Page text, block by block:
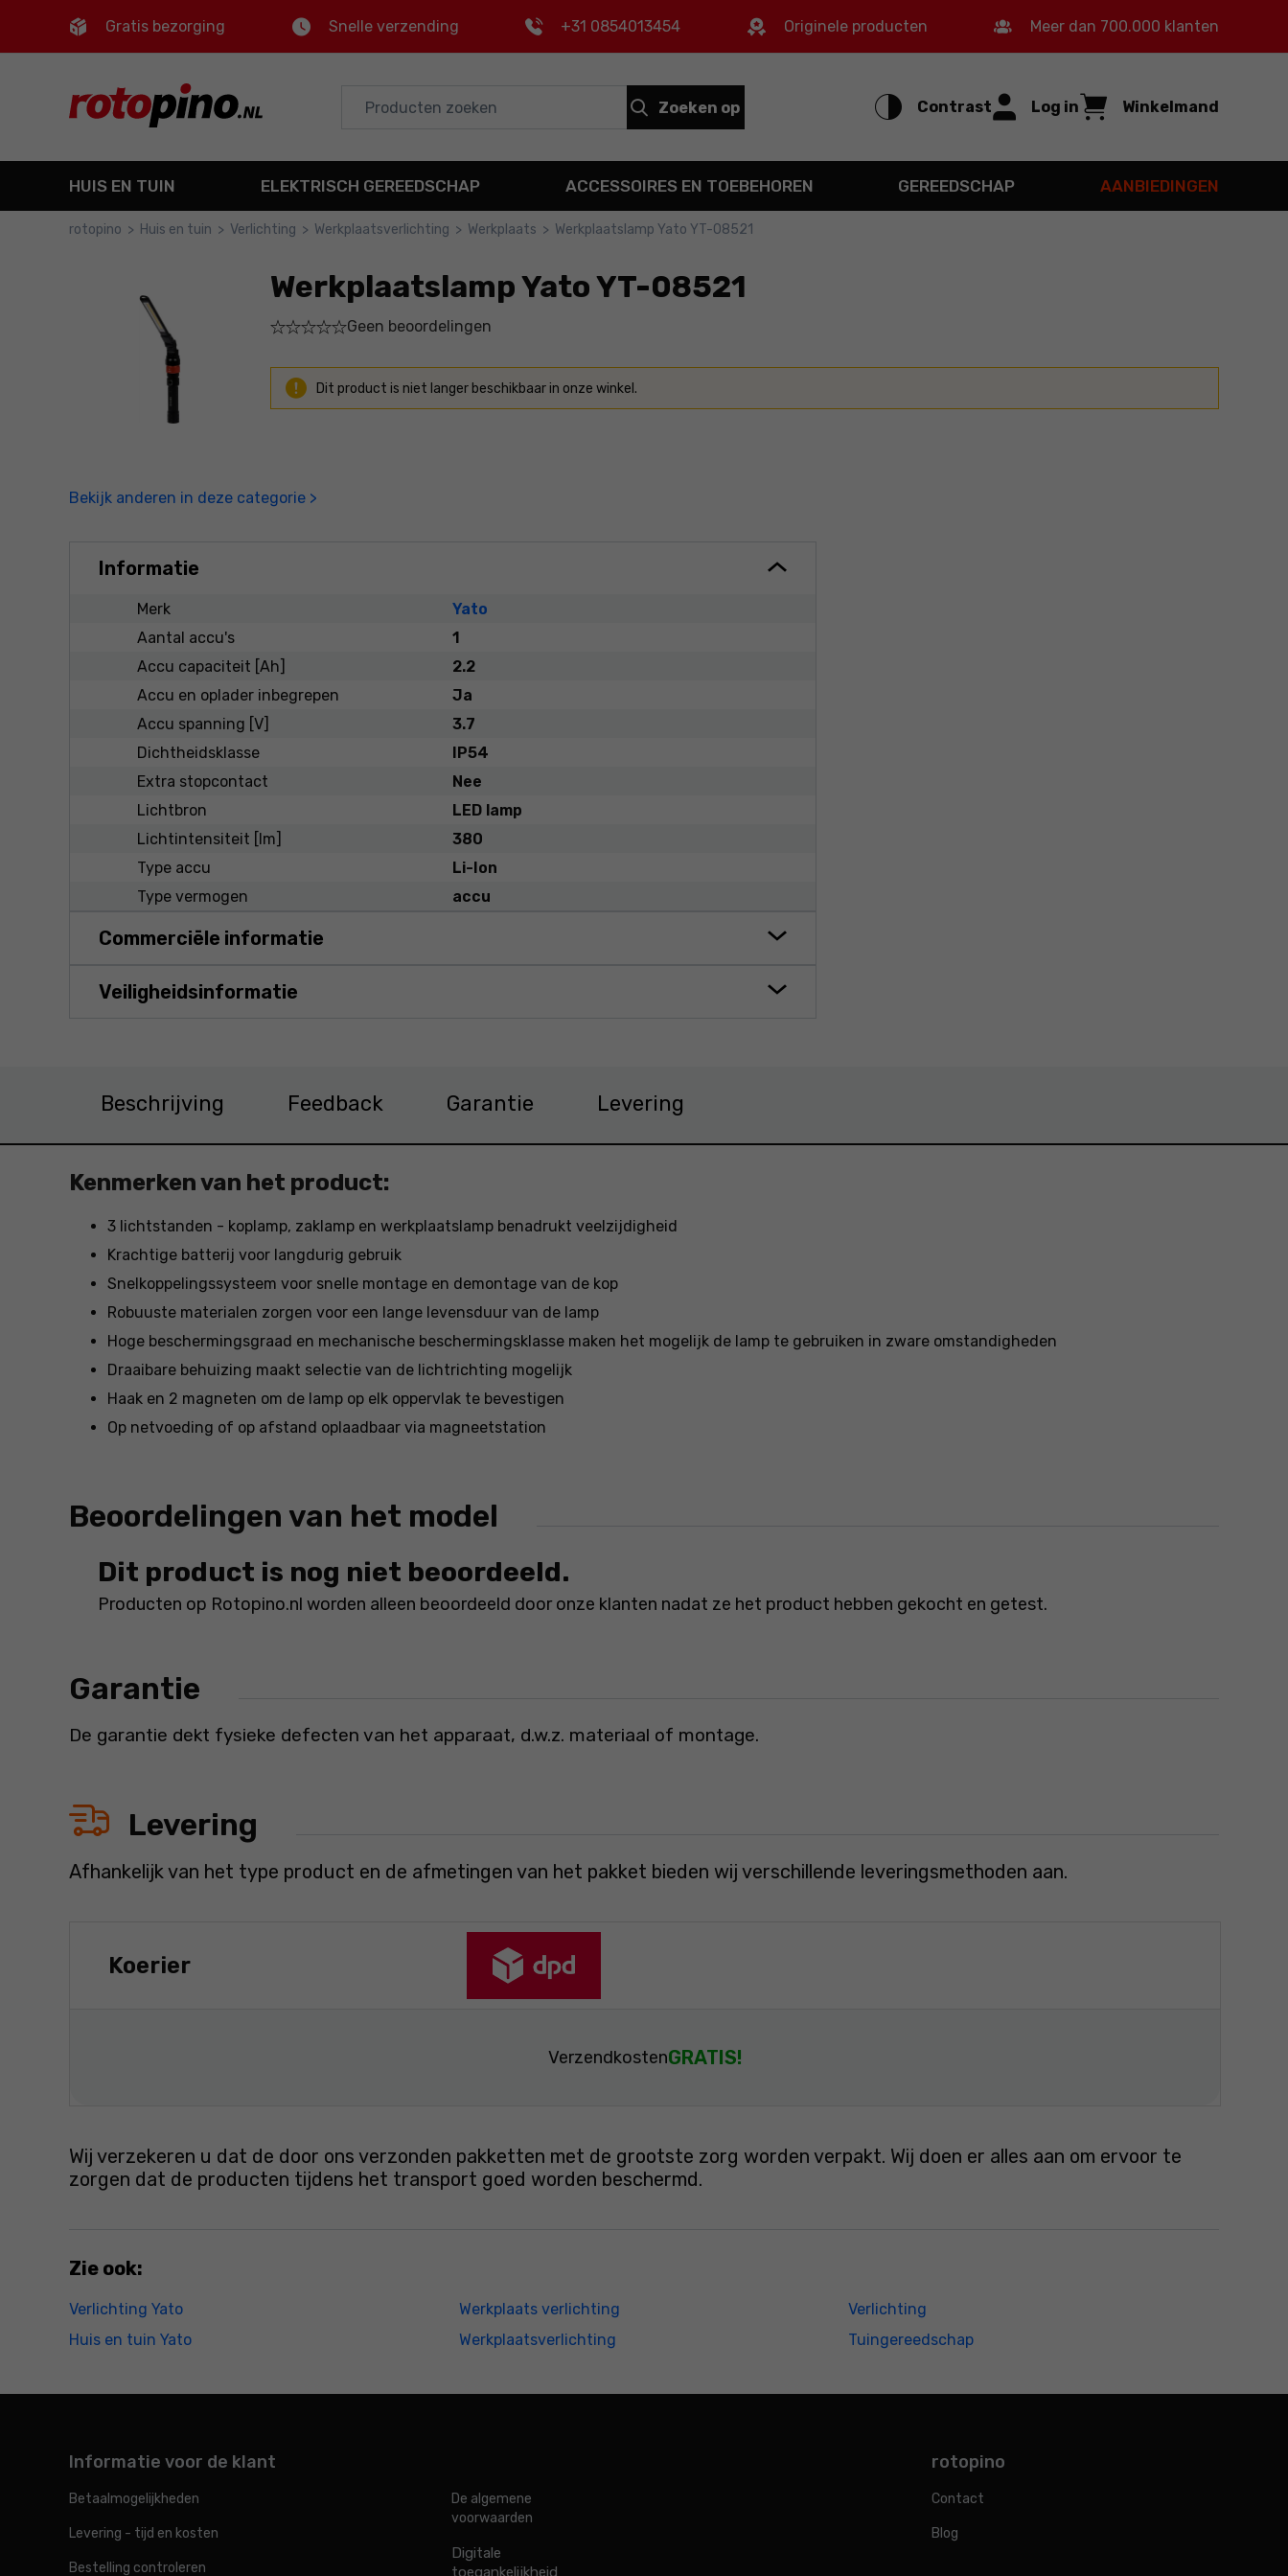
Control M
Hoofdmenu
Gedetailleerde informatie
Sitemap
Gratis bezorging Snelle verzending +31 0854013454 Originele producten Meer dan 700.000 klanten
Zoeken op Contrast Log in Winkelmand
HUIS EN TUIN ELEKTRISCH GEREEDSCHAP ACCESSOIRES EN TOEBEHOREN GEREEDSCHAP AANBIEDINGEN
rotopino > Huis en tuin > Verlichting > Werkplaatsverlichting > Werkplaats > Werkplaatslamp Yato YT-08521
Werkplaatslamp Yato YT-08521
Geen beoordelingen
Dit product is niet langer beschikbaar in onze winkel.
Bekijk anderen in deze categorie >
Informatie
Merk
Yato
Aantal accu's
1
Accu capaciteit [Ah]
2.2
Accu en oplader inbegrepen
Ja
Accu spanning [V]
3.7
Dichtheidsklasse
IP54
Extra stopcontact
Nee
Lichtbron
LED lamp
Lichtintensiteit [lm]
380
Type accu
Li-Ion
Type vermogen
accu
Commerciële informatie
Veiligheidsinformatie
Beschrijving Feedback Garantie Levering
Kenmerken van het product:
3 lichtstanden - koplamp, zaklamp en werkplaatslamp benadrukt veelzijdigheid
Krachtige batterij voor langdurig gebruik
Snelkoppelingssysteem voor snelle montage en demontage van de kop
Robuuste materialen zorgen voor een lange levensduur van de lamp
Hoge beschermingsgraad en mechanische beschermingsklasse maken het mogelijk de lamp te gebruiken in zware omstandigheden
Draaibare behuizing maakt selectie van de lichtrichting mogelijk
Haak en 2 magneten om de lamp op elk oppervlak te bevestigen
Op netvoeding of op afstand oplaadbaar via magneetstation
Beoordelingen van het model
Dit product is nog niet beoordeeld.
Producten op Rotopino.nl worden alleen beoordeeld door onze klanten nadat ze het product hebben gekocht en getest.
Garantie
De garantie dekt fysieke defecten van het apparaat, d.w.z. materiaal of montage.
Levering
Afhankelijk van het type product en de afmetingen van het pakket bieden wij verschillende leveringsmethoden aan.
Koerier
VerzendkostenGRATIS!
Wij verzekeren u dat de door ons verzonden pakketten met de grootste zorg worden verpakt. Wij doen er alles aan om ervoor te
zorgen dat de producten tijdens het transport goed worden beschermd.
Zie ook:
Verlichting Yato
Huis en tuin Yato
Werkplaats verlichting
Werkplaatsverlichting
Verlichting
Tuingereedschap
Informatie voor de klant
Betaalmogelijkheden
Levering - tijd en kosten
Bestelling controleren
De algemene
voorwaarden
Digitale
toegankelijkheid
rotopino
Contact
Blog